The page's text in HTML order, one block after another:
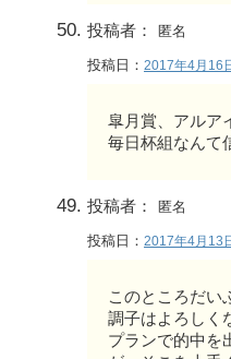
投稿者： 匿名
投稿日： 2017年4月16
皐月賞、アルア
毎日杯組なんて
投稿者： 匿名
投稿日： 2017年4月13
このところだい
調子はよろしく
プランで的中を